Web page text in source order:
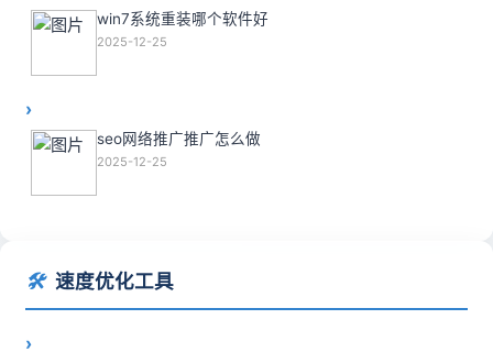
win7系统重装哪个软件好
2025-12-25
seo网络推广推广怎么做
2025-12-25
🛠️ 速度优化工具